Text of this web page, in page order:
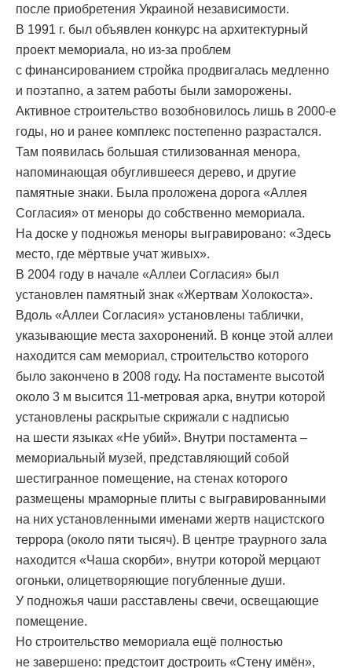
после приобретения Украиной независимости.
В 1991 г. был объявлен конкурс на архитектурный
проект мемориала, но из-за проблем
с финансированием стройка продвигалась медленно
и поэтапно, а затем работы были заморожены.
Активное строительство возобновилось лишь в 2000-е
годы, но и ранее комплекс постепенно разрастался.
Там появилась большая стилизованная менора,
напоминающая обуглившееся дерево, и другие
памятные знаки. Была проложена дорога «Аллея
Согласия» от меноры до собственно мемориала.
На доске у подножья меноры выгравировано: «Здесь
место, где мёртвые учат живых».
В 2004 году в начале «Аллеи Согласия» был
установлен памятный знак «Жертвам Холокоста».
Вдоль «Аллеи Согласия» установлены таблички,
указывающие места захоронений. В конце этой аллеи
находится сам мемориал, строительство которого
было закончено в 2008 году. На постаменте высотой
около 3 м высится 11-метровая арка, внутри которой
установлены раскрытые скрижали с надписью
на шести языках «Не убий». Внутри постамента –
мемориальный музей, представляющий собой
шестигранное помещение, на стенах которого
размещены мраморные плиты с выгравированными
на них установленными именами жертв нацистского
террора (около пяти тысяч). В центре траурного зала
находится «Чаша скорби», внутри которой мерцают
огоньки, олицетворяющие погубленные души.
У подножья чаши расставлены свечи, освещающие
помещение.
Но строительство мемориала ещё полностью
не завершено: предстоит достроить «Стену имён»,